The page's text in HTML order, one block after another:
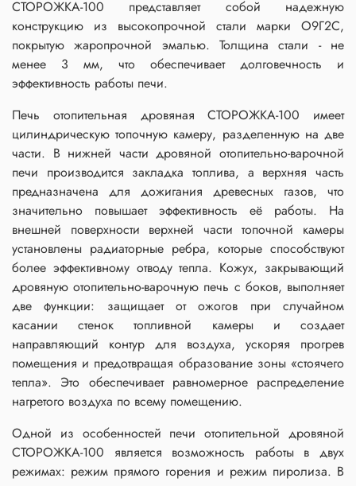
СТОРОЖКА-100 представляет собой надежную
конструкцию из высокопрочной стали марки О9Г2С,
покрытую жаропрочной эмалью. Толщина стали - не
менее 3 мм, что обеспечивает долговечность и
эффективность работы печи.
Печь отопительная дровяная СТОРОЖКА-100 имеет
цилиндрическую топочную камеру, разделенную на две
части. В нижней части дровяной отопительно-варочной
печи производится закладка топлива, а верхняя часть
предназначена для дожигания древесных газов, что
значительно повышает эффективность её работы. На
внешней поверхности верхней части топочной камеры
установлены радиаторные ребра, которые способствуют
более эффективному отводу тепла. Кожух, закрывающий
дровяную отопительно-варочную печь с боков, выполняет
две функции: защищает от ожогов при случайном
касании стенок топливной камеры и создает
направляющий контур для воздуха, ускоряя прогрев
помещения и предотвращая образование зоны «стоячего
тепла». Это обеспечивает равномерное распределение
нагретого воздуха по всему помещению.
Одной из особенностей печи отопительной дровяной
СТОРОЖКА-100 является возможность работы в двух
режимах: режим прямого горения и режим пиролиза. В